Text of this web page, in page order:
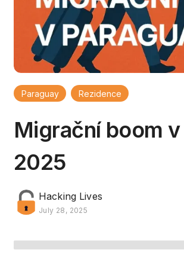
Paraguay Rezidence
Migrační boom
2025
Hacking Lives
July 28, 2025